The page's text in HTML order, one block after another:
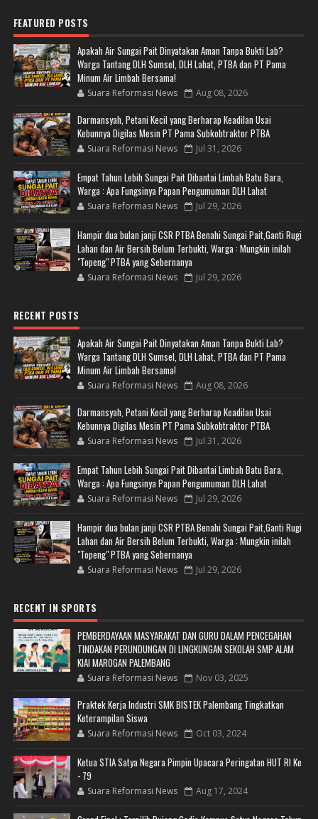
FEATURED POSTS
Apakah Air Sungai Pait Dinyatakan Aman Tanpa Bukti Lab?
Warga Tantang DLH Sumsel, DLH Lahat, PTBA dan PT Pama
Minum Air Limbah Bersama!
Suara Reformasi News Aug 08, 2026
Darmansyah, Petani Kecil yang Berharap Keadilan Usai
Kebunnya Digilas Mesin PT Pama Subkobtraktor PTBA
Suara Reformasi News Jul 31, 2026
Empat Tahun Lebih Sungai Pait Dibantai Limbah Batu Bara,
Warga : Apa Fungsinya Papan Pengumuman DLH Lahat
Suara Reformasi News Jul 29, 2026
Hampir dua bulan janji CSR PTBA Benahi Sungai Pait,Ganti Rugi
Lahan dan Air Bersih Belum Terbukti, Warga : Mungkin inilah
"Topeng" PTBA yang Sebernanya
Suara Reformasi News Jul 29, 2026
RECENT POSTS
Apakah Air Sungai Pait Dinyatakan Aman Tanpa Bukti Lab?
Warga Tantang DLH Sumsel, DLH Lahat, PTBA dan PT Pama
Minum Air Limbah Bersama!
Suara Reformasi News Aug 08, 2026
Darmansyah, Petani Kecil yang Berharap Keadilan Usai
Kebunnya Digilas Mesin PT Pama Subkobtraktor PTBA
Suara Reformasi News Jul 31, 2026
Empat Tahun Lebih Sungai Pait Dibantai Limbah Batu Bara,
Warga : Apa Fungsinya Papan Pengumuman DLH Lahat
Suara Reformasi News Jul 29, 2026
Hampir dua bulan janji CSR PTBA Benahi Sungai Pait,Ganti Rugi
Lahan dan Air Bersih Belum Terbukti, Warga : Mungkin inilah
"Topeng" PTBA yang Sebernanya
Suara Reformasi News Jul 29, 2026
RECENT IN SPORTS
PEMBERDAYAAN MASYARAKAT DAN GURU DALAM PENCEGAHAN
TINDAKAN PERUNDUNGAN DI LINGKUNGAN SEKOLAH SMP ALAM
KIAI MAROGAN PALEMBANG
Suara Reformasi News Nov 03, 2025
Praktek Kerja Industri SMK BISTEK Palembang Tingkatkan
Keterampilan Siswa
Suara Reformasi News Oct 03, 2024
Ketua STIA Satya Negara Pimpin Upacara Peringatan HUT RI Ke
- 79
Suara Reformasi News Aug 17, 2024